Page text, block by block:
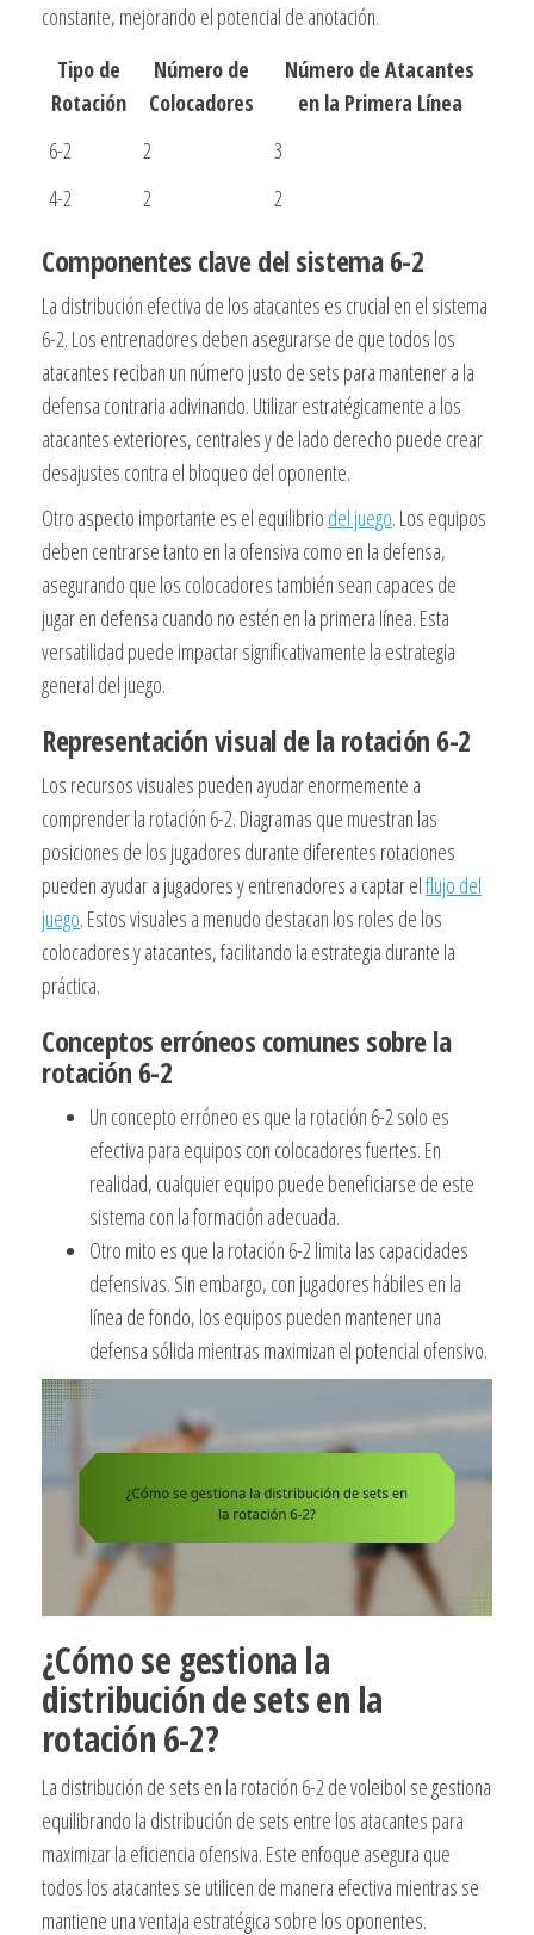
constante, mejorando el potencial de anotación.
Tipo de
Rotación
Número de
Colocadores
Número de Atacantes
en la Primera Línea
6-2
2
3
4-2
2 2
Componentes clave del sistema 6-2
La distribución efectiva de los atacantes es crucial en el sistema
6-2. Los entrenadores deben asegurarse de que todos los
atacantes reciban un número justo de sets para mantener a la
defensa contraria adivinando. Utilizar estratégicamente a los
atacantes exteriores, centrales y de lado derecho puede crear
desajustes contra el bloqueo del oponente.
Otro aspecto importante es el equilibrio del juego. Los equipos
deben centrarse tanto en la ofensiva como en la defensa,
asegurando que los colocadores también sean capaces de
jugar en defensa cuando no estén en la primera línea. Esta
versatilidad puede impactar significativamente la estrategia
general del juego.
Representación visual de la rotación 6-2
Los recursos visuales pueden ayudar enormemente a
comprender la rotación 6-2. Diagramas que muestran las
posiciones de los jugadores durante diferentes rotaciones
pueden ayudar a jugadores y entrenadores a captar elflujo del
juego. Estos visuales a menudo destacan los roles de los
colocadores y atacantes, facilitando la estrategia durante la
práctica.
Conceptos erróneos comunes sobre la
rotación 6-2
Un concepto erróneo es que la rotación 6-2 solo es
efectiva para equipos con colocadores fuertes. En
realidad, cualquier equipo puede beneficiarse de este
sistema con la formación adecuada.
Otro mito es que la rotación 6-2 limita las capacidades
defensivas. Sin embargo, con jugadores hábiles en la
línea de fondo, los equipos pueden mantener una
defensa sólida mientras maximizan el potencial ofensivo.
¿Cómo se gestiona la
distribución de sets en la
rotación 6-2?
La distribución de sets en la rotación 6-2 de voleibol se gestiona
equilibrando la distribución de sets entre los atacantes para
maximizar la eficiencia ofensiva. Este enfoque asegura que
todos los atacantes se utilicen de manera efectiva mientras se
mantiene una ventaja estratégica sobre los oponentes.